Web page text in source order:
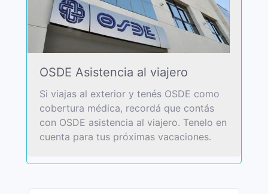
OSDE Asistencia al viajero
Si viajas al exterior y tenés OSDE como
cobertura médica, recordá que contás
con OSDE asistencia al viajero. Tenelo en
cuenta para tus próximas vacaciones.